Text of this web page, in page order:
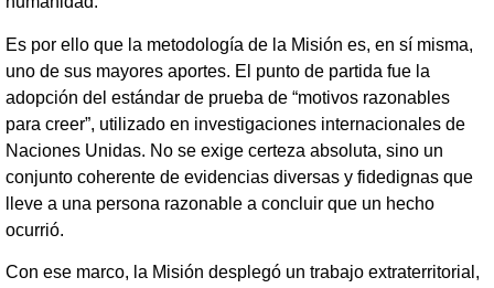
Es por ello que la metodología de la Misión es, en sí misma,
uno de sus mayores aportes. El punto de partida fue la
adopción del estándar de prueba de “motivos razonables
para creer”, utilizado en investigaciones internacionales de
Naciones Unidas. No se exige certeza absoluta, sino un
conjunto coherente de evidencias diversas y fidedignas que
lleve a una persona razonable a concluir que un hecho
ocurrió.
Con ese marco, la Misión desplegó un trabajo extraterritorial,